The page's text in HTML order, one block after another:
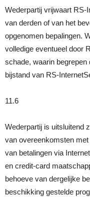
Wederpartij vrijwaart RS-
van derden of van het
opgenomen bepalingen.
volledige eventueel door
schade, waarin
bijstand van RS-
11.6
Wederpartij is uitsluitend
van overeenkomsten
van betalingen via
en credit-card
behoeve van dergelijke
beschikking gestelde